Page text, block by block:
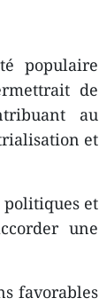
populaire
de
au
et
politiques et
une
favorables